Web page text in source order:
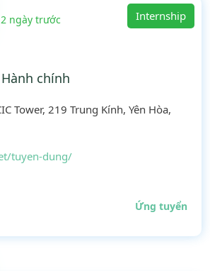
2 ngày trước Internship
chính
Tower, 219 Trung Kính, Yên Hòa,
tuyen-dung/
Ứng tuyển